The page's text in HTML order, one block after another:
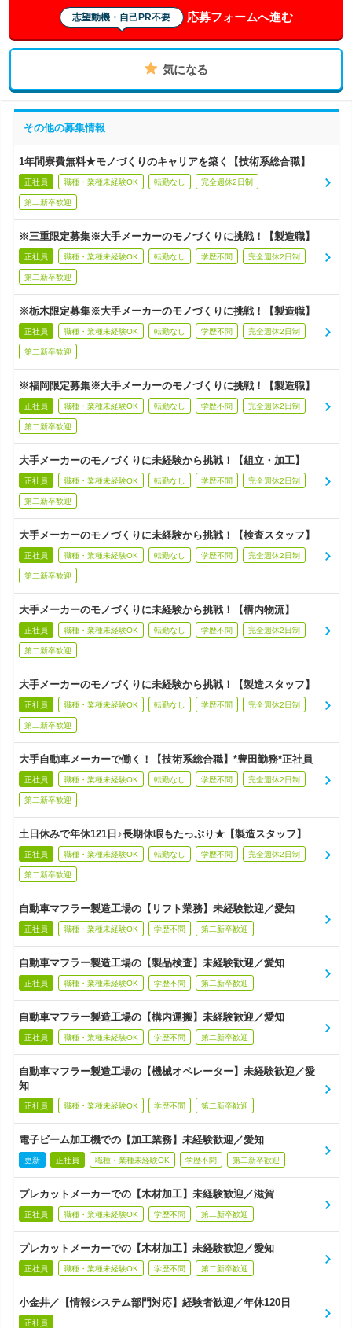
志望動機・自己PR不要 応募フォームへ進む
気になる
その他の募集情報
1年間寮費無料★モノづくりのキャリアを築く【技術系総合職】
正社員 職種・業種未経験OK 転勤なし 完全週休2日制
第二新卒歓迎
※三重限定募集※大手メーカーのモノづくりに挑戦！【製造職】
正社員 職種・業種未経験OK 転勤なし 学歴不問 完全週休2日制
第二新卒歓迎
※栃木限定募集※大手メーカーのモノづくりに挑戦！【製造職】
正社員 職種・業種未経験OK 転勤なし 学歴不問 完全週休2日制
第二新卒歓迎
※福岡限定募集※大手メーカーのモノづくりに挑戦！【製造職】
正社員 職種・業種未経験OK 転勤なし 学歴不問 完全週休2日制
第二新卒歓迎
大手メーカーのモノづくりに未経験から挑戦！【組立・加工】
正社員 職種・業種未経験OK 転勤なし 学歴不問 完全週休2日制
第二新卒歓迎
大手メーカーのモノづくりに未経験から挑戦！【検査スタッフ】
正社員 職種・業種未経験OK 転勤なし 学歴不問 完全週休2日制
第二新卒歓迎
大手メーカーのモノづくりに未経験から挑戦！【構内物流】
正社員 職種・業種未経験OK 転勤なし 学歴不問 完全週休2日制
第二新卒歓迎
大手メーカーのモノづくりに未経験から挑戦！【製造スタッフ】
正社員 職種・業種未経験OK 転勤なし 学歴不問 完全週休2日制
第二新卒歓迎
大手自動車メーカーで働く！【技術系総合職】*豊田勤務*正社員
正社員 職種・業種未経験OK 転勤なし 学歴不問 完全週休2日制
第二新卒歓迎
土日休みで年休121日♪長期休暇もたっぷり★【製造スタッフ】
正社員 職種・業種未経験OK 転勤なし 学歴不問 完全週休2日制
第二新卒歓迎
自動車マフラー製造工場の【リフト業務】未経験歓迎／愛知
正社員 職種・業種未経験OK 学歴不問 第二新卒歓迎
自動車マフラー製造工場の【製品検査】未経験歓迎／愛知
正社員 職種・業種未経験OK 学歴不問 第二新卒歓迎
自動車マフラー製造工場の【構内運搬】未経験歓迎／愛知
正社員 職種・業種未経験OK 学歴不問 第二新卒歓迎
自動車マフラー製造工場の【機械オペレーター】未経験歓迎／愛
知
正社員 職種・業種未経験OK 学歴不問 第二新卒歓迎
電子ビーム加工機での【加工業務】未経験歓迎／愛知
更新 正社員 職種・業種未経験OK 学歴不問 第二新卒歓迎
プレカットメーカーでの【木材加工】未経験歓迎／滋賀
正社員 職種・業種未経験OK 学歴不問 第二新卒歓迎
プレカットメーカーでの【木材加工】未経験歓迎／愛知
正社員 職種・業種未経験OK 学歴不問 第二新卒歓迎
小金井／【情報システム部門対応】経験者歓迎／年休120日
正社員